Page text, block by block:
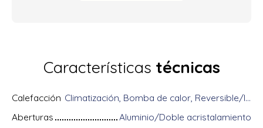
Características técnicas
Calefacción
Climatización, Bomba de calor, Reversible/Individual
Aberturas
Aluminio/Doble acristalamiento